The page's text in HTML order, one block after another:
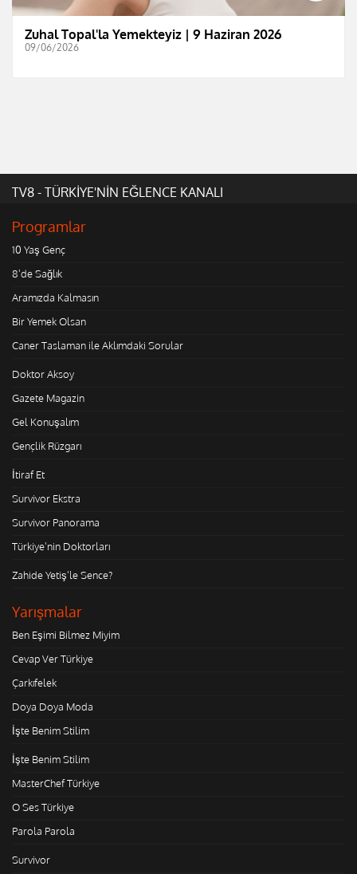
Zuhal Topal'la Yemekteyiz | 9 Haziran 2026
09/06/2026
TV8 - TÜRKİYE'NİN EĞLENCE KANALI
Programlar
10 Yaş Genç
8'de Sağlık
Aramızda Kalmasın
Bir Yemek Olsan
Caner Taslaman ile Aklımdaki Sorular
Doktor Aksoy
Gazete Magazin
Gel Konuşalım
Gençlik Rüzgarı
İtiraf Et
Survivor Ekstra
Survivor Panorama
Türkiye'nin Doktorları
Zahide Yetiş'le Sence?
Yarışmalar
Ben Eşimi Bilmez Miyim
Cevap Ver Türkiye
Çarkıfelek
Doya Doya Moda
İşte Benim Stilim
İşte Benim Stilim
MasterChef Türkiye
O Ses Türkiye
Parola Parola
Survivor